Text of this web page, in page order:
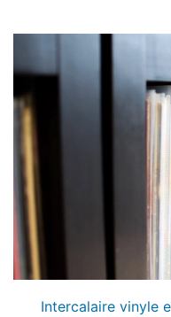
Intercalaire vinyle